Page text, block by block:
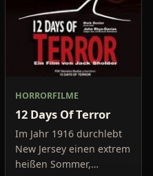
HORRORFILME
12 Days Of Terror
Im Jahr 1916 durchlebt
New Jersey einen extrem
heißen Sommer,